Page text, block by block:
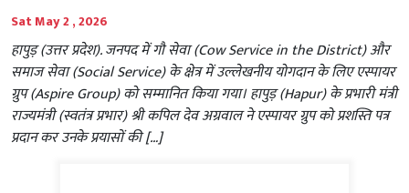
Sat May 2 , 2026
हापुड़ (उत्तर प्रदेश). जनपद में गौ सेवा (Cow Service in the District) और
समाज सेवा (Social Service) के क्षेत्र में उल्लेखनीय योगदान के लिए एस्पायर
ग्रुप (Aspire Group) को सम्मानित किया गया। हापुड़ (Hapur) के प्रभारी मंत्री
राज्यमंत्री (स्वतंत्र प्रभार) श्री कपिल देव अग्रवाल ने एस्पायर ग्रुप को प्रशस्ति पत्र
प्रदान कर उनके प्रयासों की […]